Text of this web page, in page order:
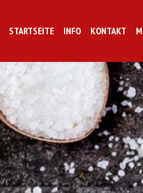
STARTSEITE INFO KONTAKT